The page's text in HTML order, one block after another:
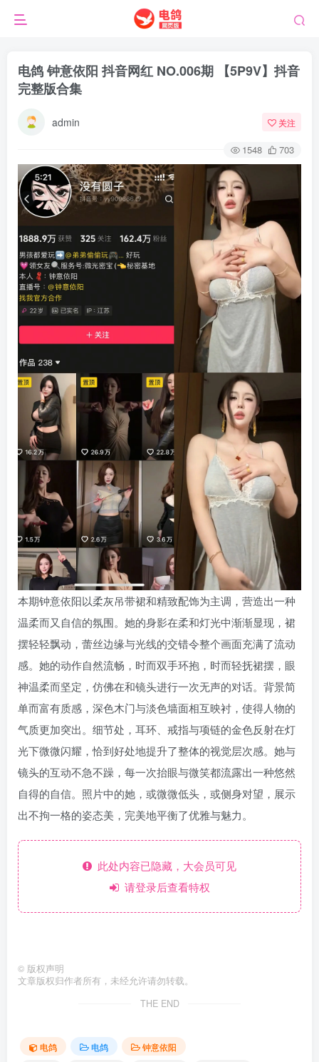
电鸽 钟意依阳 抖音网红 NO.006期 【5P9V】抖音
完整版合集
admin 关注
1548 703
本期钟意依阳以柔灰吊带裙和精致配饰为主调，营造出一种
温柔而又自信的氛围。她的身影在柔和灯光中渐渐显现，裙
摆轻轻飘动，蕾丝边缘与光线的交错令整个画面充满了流动
感。她的动作自然流畅，时而双手环抱，时而轻抚裙摆，眼
神温柔而坚定，仿佛在和镜头进行一次无声的对话。背景简
单而富有质感，深色木门与淡色墙面相互映衬，使得人物的
气质更加突出。细节处，耳环、戒指与项链的金色反射在灯
光下微微闪耀，恰到好处地提升了整体的视觉层次感。她与
镜头的互动不急不躁，每一次抬眼与微笑都流露出一种悠然
自得的自信。照片中的她，或微微低头，或侧身对望，展示
出不拘一格的姿态美，完美地平衡了优雅与魅力。
此处内容已隐藏，大会员可见
请登录后查看特权
© 版权声明
文章版权归作者所有，未经允许请勿转载。
THE END
电鸽 电鸽
钟意依阳